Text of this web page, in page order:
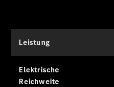
Leistung
Elektrische
Reichweite